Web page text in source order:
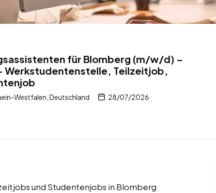
für Blomberg (m/w/d) –
Werkstudentenstelle, Teilzeitjob,
Westfalen, Deutschland 28/07/2026
und Studentenjobs in Blomberg